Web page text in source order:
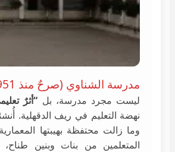
مدرسة الشناوي (صرحٌ منذ 1951)
ليست مجرد مدرسة، بل “أثرٌ
نهضة التعليم في ريف الدقهلية.
وما زالت محتفظة بهيبتها
المتعلمين من بنات وبنين